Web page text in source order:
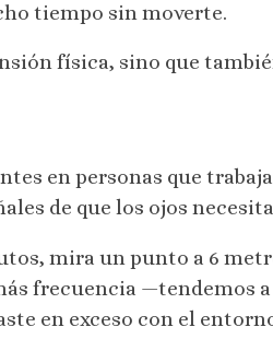
tiempo sin moverte.
física, sino que
en personas que
de que los ojos
mira un punto a 6
frecuencia —tendemos
en exceso con el